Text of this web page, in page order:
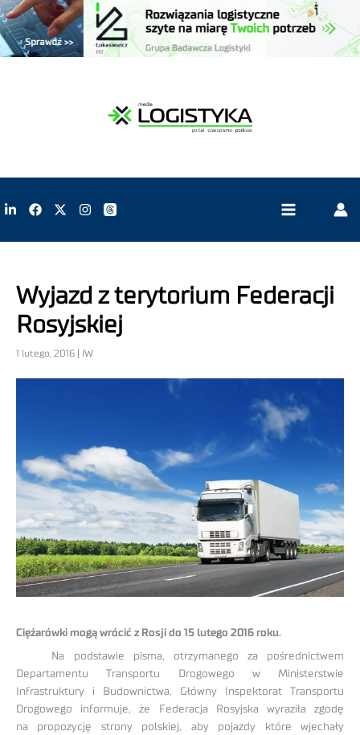
Wyjazd z terytorium Federacji
Rosyjskiej
1 lutego, 2016 | IW
Ciężarówki mogą wrócić z Rosji do 15 lutego 2016 roku.
Na podstawie pisma, otrzymanego za pośrednictwem
Departamentu Transportu Drogowego w Ministerstwie
Infrastruktury i Budownictwa, Główny Inspektorat Transportu
Drogowego informuje, że Federacja Rosyjska wyraziła zgodę
na propozycję strony polskiej, aby pojazdy które wjechały